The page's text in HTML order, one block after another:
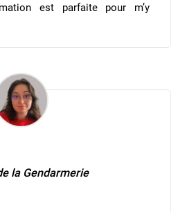
est parfaite pour m’y
la Gendarmerie